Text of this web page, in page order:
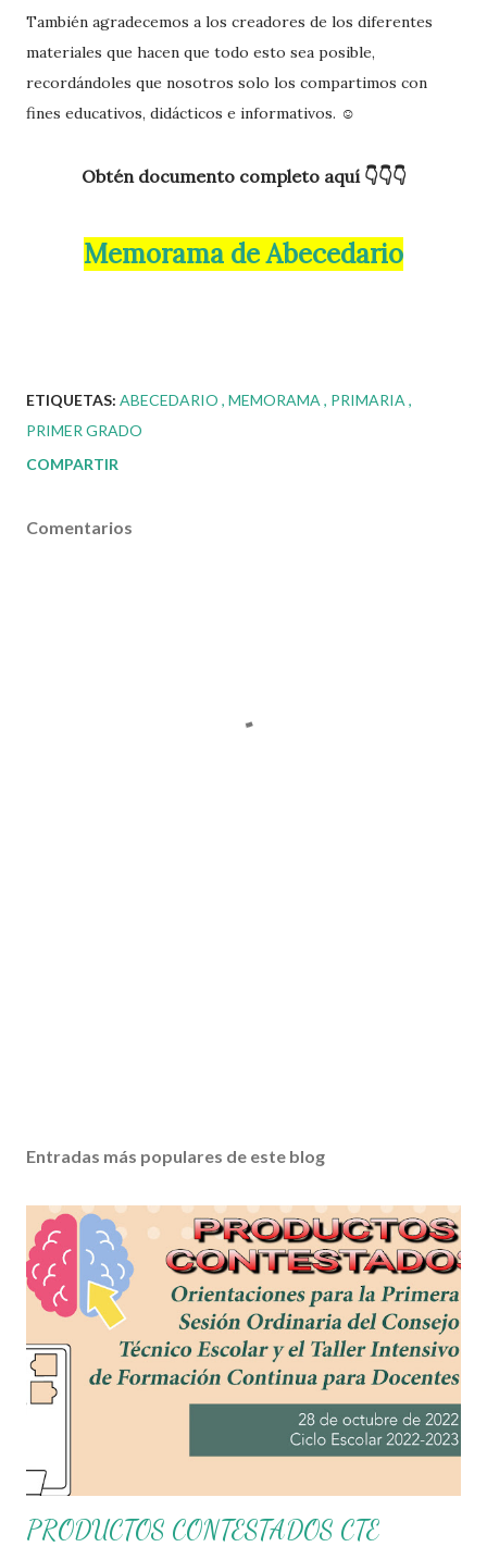
También agradecemos a los creadores de los diferentes
materiales que hacen que todo esto sea posible,
recordándoles que nosotros solo los compartimos con
fines educativos, didácticos e informativos. ☺️
Obtén documento completo aquí 👇👇👇
Memorama de Abecedario
ETIQUETAS: ABECEDARIO MEMORAMA
PRIMARIA
PRIMER GRADO
COMPARTIR
Comentarios
Entradas más populares de este blog
PRODUCTOS CONTESTADOS CTE